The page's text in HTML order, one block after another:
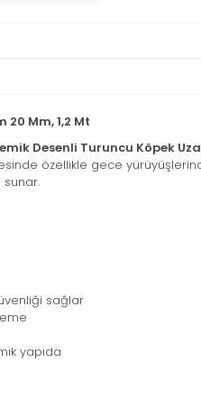
Mm, 1,2 Mt
Desenli Turuncu Köpek
özellikle gece
sunar.
sağlar
yapıda